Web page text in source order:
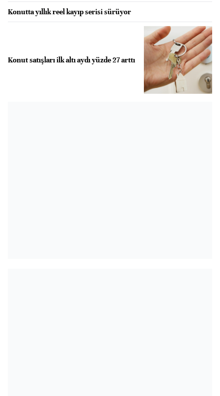
Konutta yıllık reel kayıp serisi sürüyor
Konut satışları ilk altı aydı yüzde 27 arttı